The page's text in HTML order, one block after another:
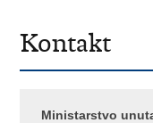
Kontakt
Ministarstvo